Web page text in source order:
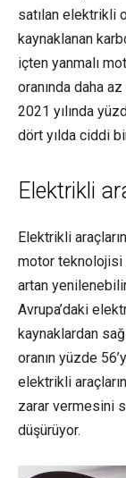
satılan elektrikli
kaynaklanan
içten yanmalı
oranında daha
2021 yılında
dört yılda ciddi
Elektrikli
Elektrikli
motor teknolojisi
artan
Avrupa’daki
kaynaklardan
oranın yüzde
elektrikli
zarar vermesini
düşürüyor.